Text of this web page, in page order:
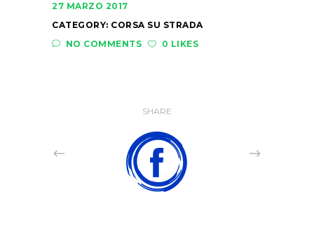
27 MARZO 2017
CATEGORY: CORSA SU STRADA
NO COMMENTS
0 LIKES
SHARE